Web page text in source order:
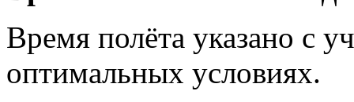
Время полёта указано с
оптимальных условиях.